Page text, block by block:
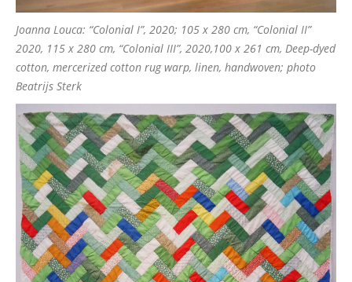
Joanna Louca: “Colonial I”, 2020; 105 x 280 cm, “Colonial II”
2020, 115 x 280 cm, “Colonial III”, 2020,100 x 261 cm, Deep-dyed
cotton, mercerized cotton rug warp, linen, handwoven; photo
Beatrijs Sterk